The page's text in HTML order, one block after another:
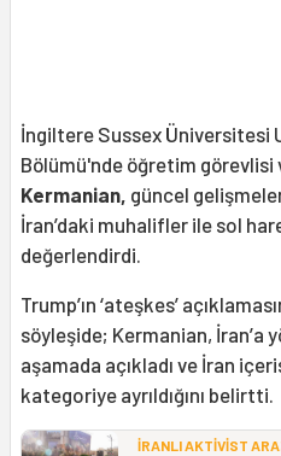
İngiltere Sussex Üniversitesi
Bölümü'nde öğretim görevlisi
Kermanian, güncel
İran’daki muhalifler ile sol
değerlendirdi.
Trump’ın ‘ateşkes’
söyleşide; Kermanian, İran’a
aşamada açıkladı ve İran
kategoriye ayrıldığını belirtti.
İRANLI AKTİVİST